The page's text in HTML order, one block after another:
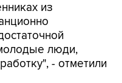
из
люди,
- отметили